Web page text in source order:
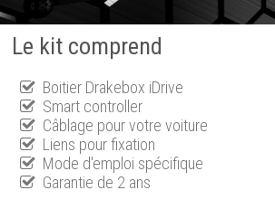
Le kit comprend
Boitier Drakebox iDrive
Smart controller
Câblage pour votre voiture
Liens pour fixation
Mode d'emploi spécifique
Garantie de 2 ans